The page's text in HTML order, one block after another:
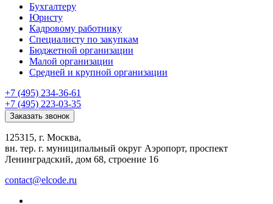
Бухгалтеру
Юристу
Кадровому работнику
Специалисту по закупкам
Бюджетной организации
Малой организации
Средней и крупной организации
+7 (495) 234-36-61
+7 (495) 223-03-35
Заказать звонок
125315, г. Москва,
вн. тер. г. муниципальный округ Аэропорт, проспект
Ленинградский, дом 68, строение 16
contact@elcode.ru